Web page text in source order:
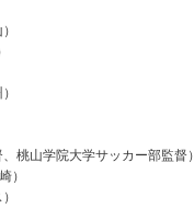
桃山学院大学サッカー部監督）
）